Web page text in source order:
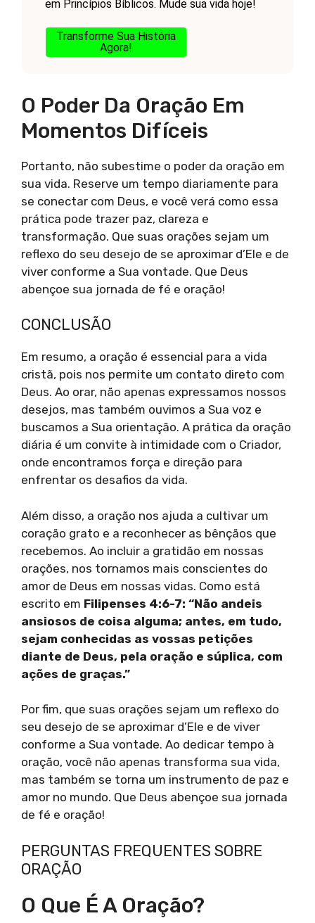
em Princípios Bíblicos. Mude sua vida hoje!
Transforme Sua História
Agora!
O Poder Da Oração Em
Momentos Difíceis
Portanto, não subestime o poder da oração em
sua vida. Reserve um tempo diariamente para
se conectar com Deus, e você verá como essa
prática pode trazer paz, clareza e
transformação. Que suas orações sejam um
reflexo do seu desejo de se aproximar d’Ele e de
viver conforme a Sua vontade. Que Deus
abençoe sua jornada de fé e oração!
CONCLUSÃO
Em resumo, a oração é essencial para a vida
cristã, pois nos permite um contato direto com
Deus. Ao orar, não apenas expressamos nossos
desejos, mas também ouvimos a Sua voz e
buscamos a Sua orientação. A prática da oração
diária é um convite à intimidade com o Criador,
onde encontramos força e direção para
enfrentar os desafios da vida.
Além disso, a oração nos ajuda a cultivar um
coração grato e a reconhecer as bênçãos que
recebemos. Ao incluir a gratidão em nossas
orações, nos tornamos mais conscientes do
amor de Deus em nossas vidas. Como está
escrito em Filipenses 4:6-7: “Não andeis
ansiosos de coisa alguma; antes, em tudo,
sejam conhecidas as vossas petições
diante de Deus, pela oração e súplica, com
ações de graças.”
Por fim, que suas orações sejam um reflexo do
seu desejo de se aproximar d’Ele e de viver
conforme a Sua vontade. Ao dedicar tempo à
oração, você não apenas transforma sua vida,
mas também se torna um instrumento de paz e
amor no mundo. Que Deus abençoe sua jornada
de fé e oração!
PERGUNTAS FREQUENTES SOBRE
ORAÇÃO
O Que É A Oração?